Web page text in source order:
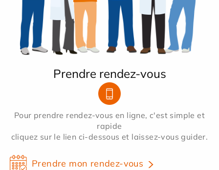
Prendre rendez-vous
Pour prendre rendez-vous en ligne, c'est simple et
rapide
cliquez sur le lien ci-dessous et laissez-vous guider.
Prendre mon rendez-vous